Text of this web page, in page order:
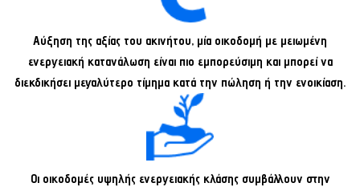
Aύξηση της αξίας του ακινήτου, μία οικοδομή με μειωμένη
ενεργειακή κατανάλωση είναι πιο εμπορεύσιμη και μπορεί να
διεκδικήσει μεγαλύτερο τίμημα κατά την πώληση ή την ενοικίαση.
Οι οικοδομές υψηλής ενεργειακής κλάσης συμβάλλουν στην